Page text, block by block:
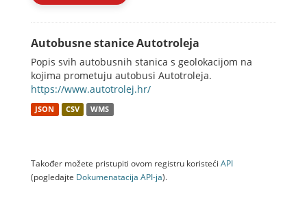
Autobusne stanice Autotroleja
Popis svih autobusnih stanica s geolokacijom na
kojima prometuju autobusi Autotroleja.
https://www.autotrolej.hr/
JSON CSV WMS
Također možete pristupiti ovom registru koristeći API
(pogledajte Dokumenаtаcijа API-jа).